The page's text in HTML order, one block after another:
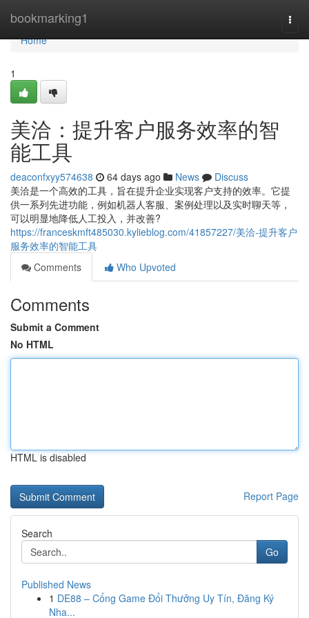
bookmarking1
Home
Home
1
美洽：提升客户服务效率的智
能工具
deaconfxyy574638 64 days ago News
Discuss
美洽是一个高效的工具，旨在提升企业实现客户支持的效率。它提
供一系列先进功能，例如机器人客服、案例处理以及实时聊天等，
可以明显地降低人工投入，并改善?
https://franceskmft485030.kylieblog.com/41857227/美洽-提升客户
服务效率的智能工具
Comments
Who Upvoted
Comments
Submit a Comment
No HTML
HTML is disabled
Report Page
Search
Go
Published News
1 DE88 – Cổng Game Đổi Thưởng Uy Tín, Đăng Ký
Nha...